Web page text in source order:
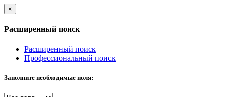
×
Расширенный поиск
Расширенный поиск
Профессиональный поиск
Заполните необходимые поля: